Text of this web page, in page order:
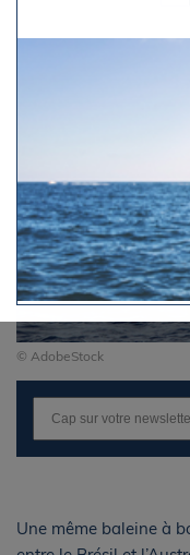
© AdobeStock
Une même baleine à